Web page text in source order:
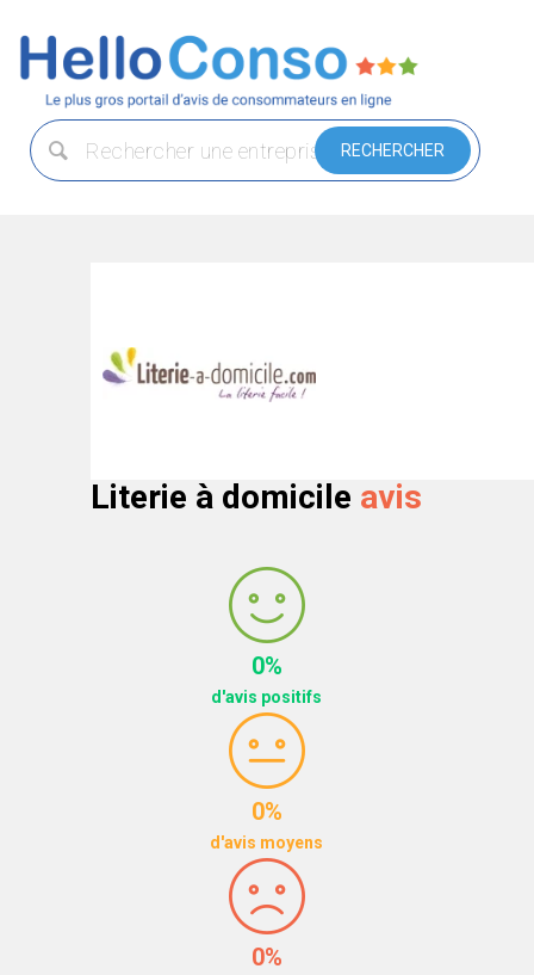
Literie à domicile avis
0%
d'avis positifs
0%
d'avis moyens
0%